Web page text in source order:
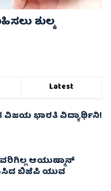
ಶುಲ್ಕ
Latest
ಭಾರತಿ ವಿದ್ಯಾರ್ಥಿನಿ!
ಆಯುಷ್ಮಾನ್
ಬಿಜೆಪಿ ಯುವ